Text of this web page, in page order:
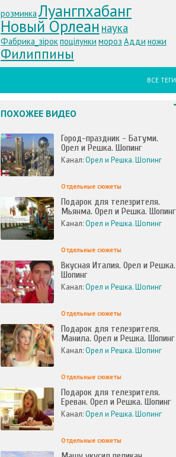
розминкаЛуангпхабанг
Новый Орлеан наука
Фабрика_зірокпоцілунки мороз Адди ножи
Филиппины
ВСЕ ТЕГИ
ПОХОЖЕЕ ВИДЕО
Город-праздник - Батуми.
Орел и Решка. Шопинг
Канал:Орел и Решка. Шопинг
Отдельные сюжеты
Подарок для телезрителя.
Мьянма. Орел и Решка. Шопинг
Канал:Орел и Решка. Шопинг
Отдельные сюжеты
Вкусная Италия. Орел и Решка.
Шопинг
Канал:Орел и Решка. Шопинг
Отдельные сюжеты
Подарок для телезрителя.
Манила. Орел и Решка. Шопинг
Канал:Орел и Решка. Шопинг
Отдельные сюжеты
Подарок для телезрителя.
Ереван. Орел и Решка. Шопинг
Канал:Орел и Решка. Шопинг
Отдельные сюжеты